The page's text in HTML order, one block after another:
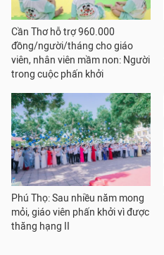
Cần Thơ hỗ trợ 960.000
đồng/người/tháng cho giáo
viên, nhân viên mầm non: Người
trong cuộc phấn khởi
Phú Thọ: Sau nhiều năm mong
mỏi, giáo viên phấn khởi vì được
thăng hạng II